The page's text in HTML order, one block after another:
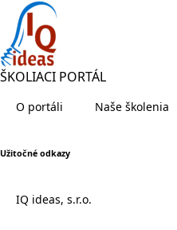
ŠKOLIACI PORTÁL
O portáli Naše školenia
Užitočné odkazy
IQ ideas, s.r.o.